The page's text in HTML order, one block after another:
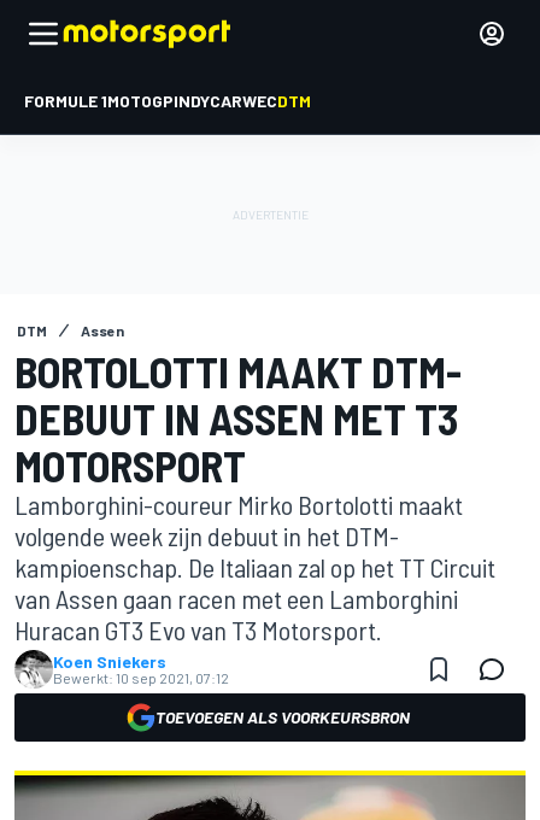
FORMULE 1MOTOGPINDYCARWECDTM
DTM Assen
BORTOLOTTI MAAKT DTM-
DEBUUT IN ASSEN MET T3
MOTORSPORT
Lamborghini-coureur Mirko Bortolotti maakt
volgende week zijn debuut in het DTM-
kampioenschap. De Italiaan zal op het TT Circuit
van Assen gaan racen met een Lamborghini
Huracan GT3 Evo van T3 Motorsport.
Koen Sniekers
Bewerkt: 10 sep 2021, 07:12
TOEVOEGEN ALS VOORKEURSBRON